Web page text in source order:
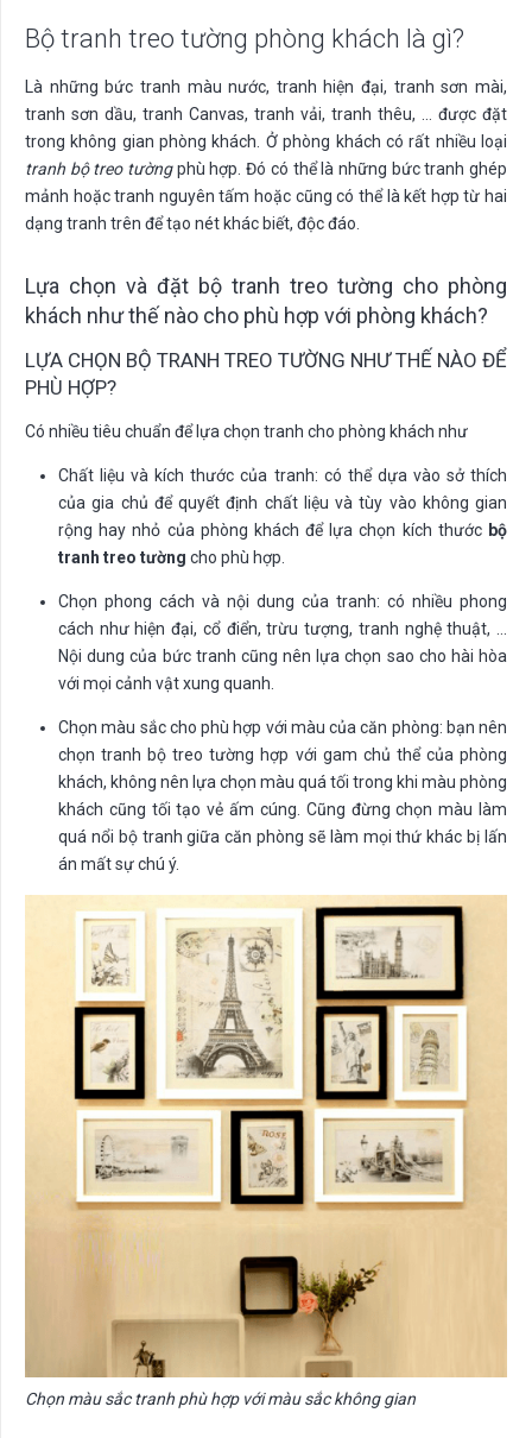
Bộ tranh treo tường phòng khách là gì?
Là những bức tranh màu nước, tranh hiện đại, tranh sơn mài,
tranh sơn dầu, tranh Canvas, tranh vải, tranh thêu, … được đặt
trong không gian phòng khách. Ở phòng khách có rất nhiều loại
tranh bộ treo tườngphù hợp. Đó có thể là những bức tranh ghép
mảnh hoặc tranh nguyên tấm hoặc cũng có thể là kết hợp từ hai
dạng tranh trên để tạo nét khác biết, độc đáo.
Lựa chọn và đặt bộ tranh treo tường cho phòng
khách như thế nào cho phù hợp với phòng khách?
LỰA CHỌN BỘ TRANH TREO TƯỜNG NHƯ THẾ NÀO ĐỂ
PHÙ HỢP?
Có nhiều tiêu chuẩn để lựa chọn tranh cho phòng khách như
Chất liệu và kích thước của tranh: có thể dựa vào sở thích
của gia chủ để quyết định chất liệu và tùy vào không gian
rộng hay nhỏ của phòng khách để lựa chọn kích thước bộ
tranh treo tường cho phù hợp.
Chọn phong cách và nội dung của tranh: có nhiều phong
cách như hiện đại, cổ điển, trừu tượng, tranh nghệ thuật, …
Nội dung của bức tranh cũng nên lựa chọn sao cho hài hòa
với mọi cảnh vật xung quanh.
Chọn màu sắc cho phù hợp với màu của căn phòng: bạn nên
chọn tranh bộ treo tường hợp với gam chủ thể của phòng
khách, không nên lựa chọn màu quá tối trong khi màu phòng
khách cũng tối tạo vẻ ấm cúng. Cũng đừng chọn màu làm
quá nổi bộ tranh giữa căn phòng sẽ làm mọi thứ khác bị lấn
án mất sự chú ý.
Chọn màu sắc tranh phù hợp với màu sắc không gian